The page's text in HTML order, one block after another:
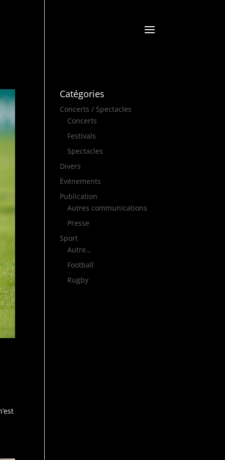
Catégories
Concerts / Spectacles
Concerts
Festivals
Spectacles
Divers
Événements
Publication
Autres communications
Presse
Sport
Autre…
Football
Rugby